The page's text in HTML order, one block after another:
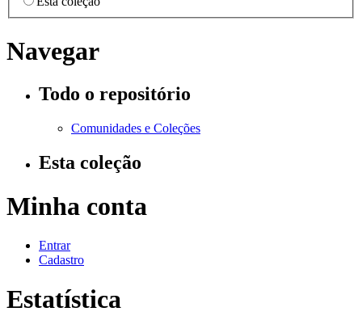
Navegar
Todo o repositório
Comunidades e Coleções
Esta coleção
Minha conta
Entrar
Cadastro
Estatística